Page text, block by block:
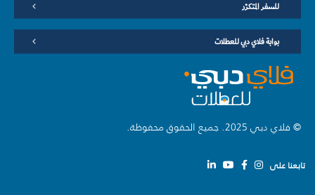
للسفر المتكرّر
بوابة فلاي دبي للعطلات
© فلاي دبي 2025. جميع الحقوق محفوظة.
تابعنا على